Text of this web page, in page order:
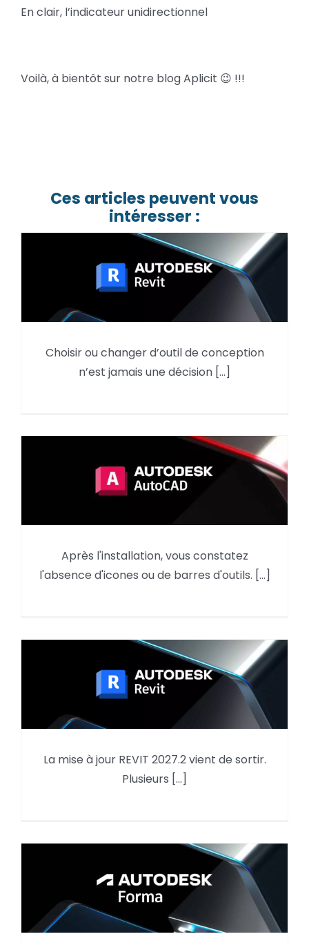
En clair, l’indicateur unidirectionnel
Voilà, à bientôt sur notre blog Aplicit 😉 !!!
Ces articles peuvent vous
intéresser :
Pourquoi utiliser Autodesk Revit
en 2026 ?
Choisir ou changer d’outil de conception
n’est jamais une décision [...]
AutoCAD : reprendre des
éléments du menu d’une
Après l'installation, vous constatez
l'absence d'icones ou de barres d'outils. [...]
Mise à jour REVIT 2027.2
La mise à jour REVIT 2027.2 vient de sortir.
Plusieurs [...]